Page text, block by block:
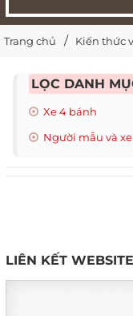
Trang chủ Kiến thức
LỌC DANH
Xe 4 bánh
Người mẫu và
LIÊN KẾT WEBSITE